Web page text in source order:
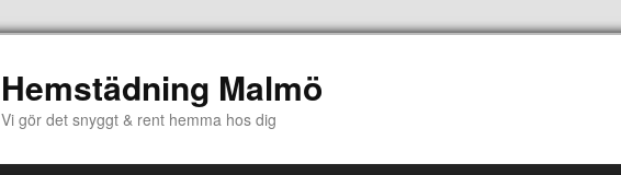
Hemstädning Malmö
Vi gör det snyggt & rent hemma hos dig